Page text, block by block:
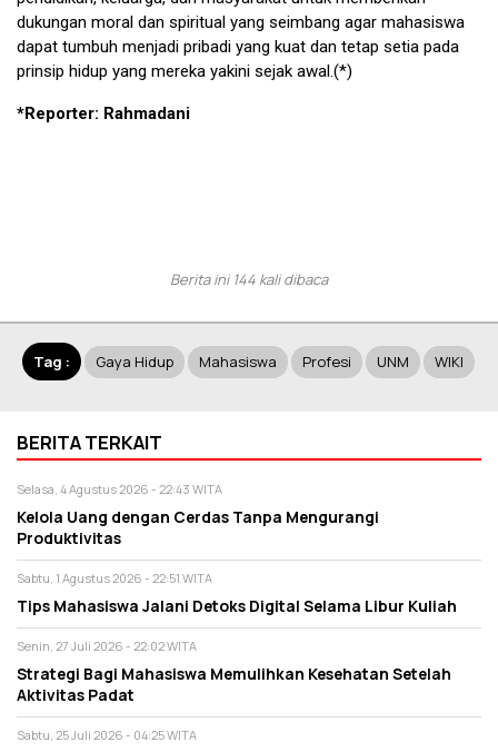
dukungan moral dan spiritual yang seimbang agar mahasiswa
dapat tumbuh menjadi pribadi yang kuat dan tetap setia pada
prinsip hidup yang mereka yakini sejak awal.(*)
*Reporter: Rahmadani
Berita ini 144 kali dibaca
Tag : Gaya Hidup Mahasiswa Profesi UNM WIKI
BERITA TERKAIT
Selasa, 4 Agustus 2026 - 22:43 WITA
Kelola Uang dengan Cerdas Tanpa Mengurangi
Produktivitas
Sabtu, 1 Agustus 2026 - 22:51 WITA
Tips Mahasiswa Jalani Detoks Digital Selama Libur Kuliah
Senin, 27 Juli 2026 - 22:02 WITA
Strategi Bagi Mahasiswa Memulihkan Kesehatan Setelah
Aktivitas Padat
Sabtu, 25 Juli 2026 - 04:25 WITA